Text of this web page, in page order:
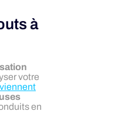
à
votre
en